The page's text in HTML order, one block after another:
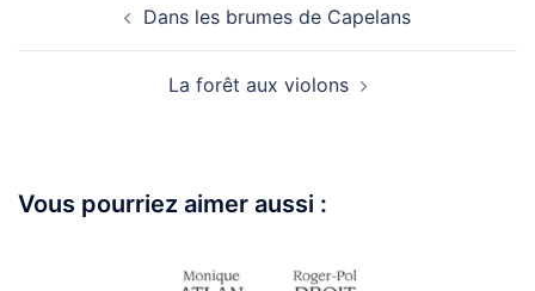
Dans les brumes de Capelans
La forêt aux violons
Vous pourriez aimer aussi :